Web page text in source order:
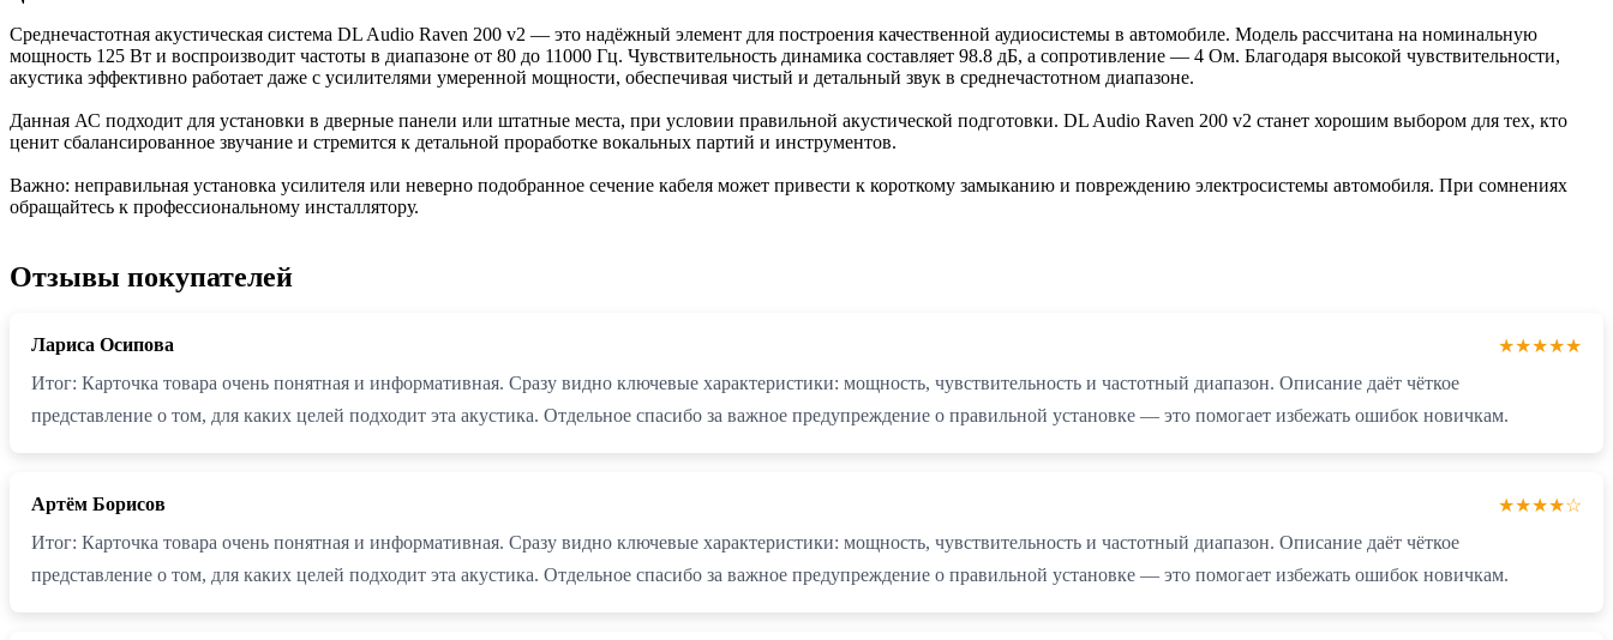
Среднечастотная акустическая система DL Audio Raven 200 v2 — это надёжный элемент для построения качественной аудиосистемы в автомобиле. Модель рассчитана на номинальную
мощность 125 Вт и воспроизводит частоты в диапазоне от 80 до 11000 Гц. Чувствительность динамика составляет 98.8 дБ, а сопротивление — 4 Ом. Благодаря высокой чувствительности,
акустика эффективно работает даже с усилителями умеренной мощности, обеспечивая чистый и детальный звук в среднечастотном диапазоне.
Данная АС подходит для установки в дверные панели или штатные места, при условии правильной акустической подготовки. DL Audio Raven 200 v2 станет хорошим выбором для тех, кто
ценит сбалансированное звучание и стремится к детальной проработке вокальных партий и инструментов.
Важно: неправильная установка усилителя или неверно подобранное сечение кабеля может привести к короткому замыканию и повреждению электросистемы автомобиля. При сомнениях
обращайтесь к профессиональному инсталлятору.
Отзывы покупателей
Лариса Осипова
★★★★★
Итог: Карточка товара очень понятная и информативная. Сразу видно ключевые характеристики: мощность, чувствительность и частотный диапазон. Описание даёт чёткое
представление о том, для каких целей подходит эта акустика. Отдельное спасибо за важное предупреждение о правильной установке — это помогает избежать ошибок новичкам.
Артём Борисов
★★★★☆
Итог: Карточка товара очень понятная и информативная. Сразу видно ключевые характеристики: мощность, чувствительность и частотный диапазон. Описание даёт чёткое
представление о том, для каких целей подходит эта акустика. Отдельное спасибо за важное предупреждение о правильной установке — это помогает избежать ошибок новичкам.